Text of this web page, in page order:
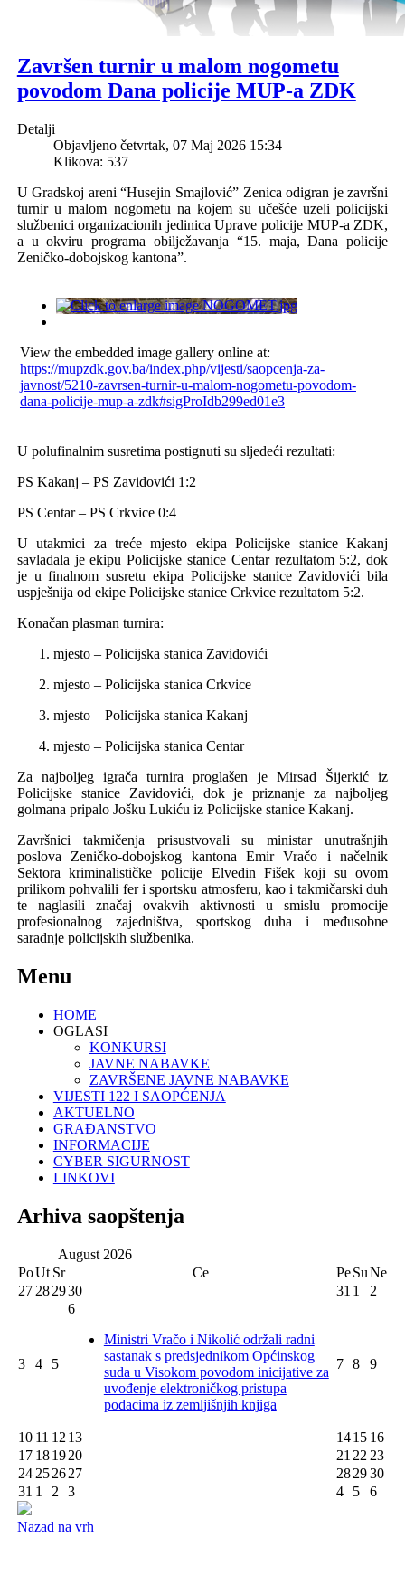
Završen turnir u malom nogometu
povodom Dana policije MUP-a ZDK
Detalji
Objavljeno četvrtak, 07 Maj 2026 15:34
Klikova: 537
U Gradskoj areni “Husejin Smajlović” Zenica odigran je završni
turnir u malom nogometu na kojem su učešće uzeli policijski
službenici organizacionih jedinica Uprave policije MUP-a ZDK,
a u okviru programa obilježavanja “15. maja, Dana policije
Zeničko-dobojskog kantona”.
View the embedded image gallery online at:
https://mupzdk.gov.ba/index.php/vijesti/saopcenja-za-
javnost/5210-zavrsen-turnir-u-malom-nogometu-povodom-
dana-policije-mup-a-zdk#sigProIdb299ed01e3
U polufinalnim susretima postignuti su sljedeći rezultati:
PS Kakanj – PS Zavidovići 1:2
PS Centar – PS Crkvice 0:4
U utakmici za treće mjesto ekipa Policijske stanice Kakanj
savladala je ekipu Policijske stanice Centar rezultatom 5:2, dok
je u finalnom susretu ekipa Policijske stanice Zavidovići bila
uspješnija od ekipe Policijske stanice Crkvice rezultatom 5:2.
Konačan plasman turnira:
mjesto – Policijska stanica Zavidovići
mjesto – Policijska stanica Crkvice
mjesto – Policijska stanica Kakanj
mjesto – Policijska stanica Centar
Za najboljeg igrača turnira proglašen je Mirsad Šijerkić iz
Policijske stanice Zavidovići, dok je priznanje za najboljeg
golmana pripalo Jošku Lukiću iz Policijske stanice Kakanj.
Završnici takmičenja prisustvovali su ministar unutrašnjih
poslova Zeničko-dobojskog kantona Emir Vračo i načelnik
Sektora kriminalističke policije Elvedin Fišek koji su ovom
prilikom pohvalili fer i sportsku atmosferu, kao i takmičarski duh
te naglasili značaj ovakvih aktivnosti u smislu promocije
profesionalnog zajedništva, sportskog duha i međusobne
saradnje policijskih službenika.
Menu
HOME
OGLASI
KONKURSI
JAVNE NABAVKE
ZAVRŠENE JAVNE NABAVKE
VIJESTI 122 I SAOPĆENJA
AKTUELNO
GRAĐANSTVO
INFORMACIJE
CYBER SIGURNOST
LINKOVI
Arhiva saopštenja
August 2026
PoUt Sr Ce PeSuNe
27282930 31 1 2
3 4 5
6
Ministri Vračo i Nikolić održali radni
sastanak s predsjednikom Općinskog
suda u Visokom povodom inicijative za
uvođenje elektroničkog pristupa
podacima iz zemljišnjih knjiga
7 8 9
10 11 1213 1415 16
17 181920 212223
24252627 282930
31 1 2 3 4 5 6
Nazad na vrh